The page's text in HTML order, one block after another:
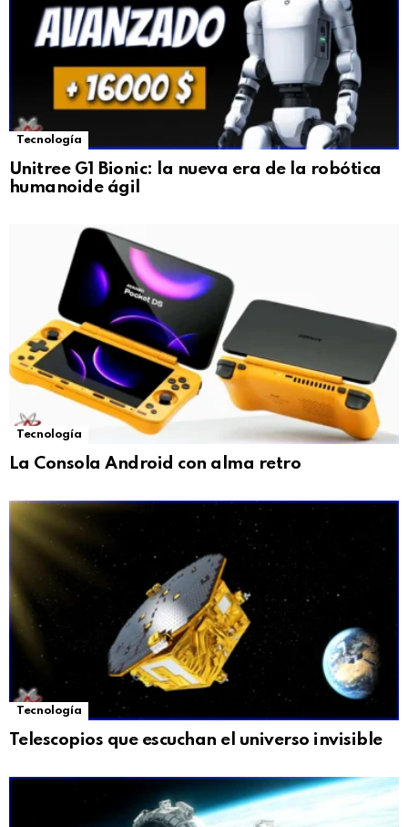
Tecnología
Unitree G1 Bionic: la nueva era de la robótica
humanoide ágil
Tecnología
La Consola Android con alma retro
Tecnología
Telescopios que escuchan el universo invisible